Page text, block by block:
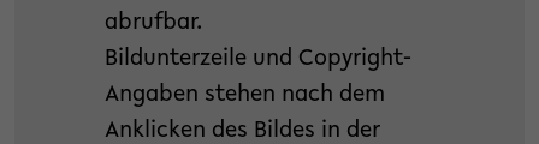
abrufbar.
Bildunterzeile und Copyright-
Angaben stehen nach dem
Anklicken des Bildes in der